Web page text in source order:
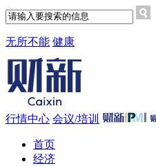
无所不能 健康
行情中心 会议/培训
首页
经济